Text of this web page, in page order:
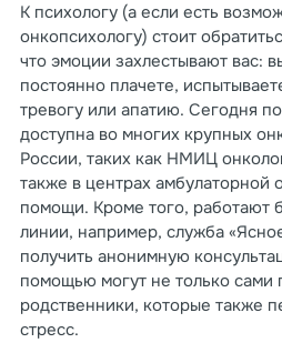
К психологу (а если есть
онкопсихологу) стоит
что эмоции захлестывают вас:
постоянно плачете,
тревогу или апатию. Сегодня
доступна во многих крупных
России, таких как НМИЦ
также в центрах амбулаторной
помощи. Кроме того, работают
линии, например, служба
получить анонимную
помощью могут не только сами
родственники, которые также
стресс.